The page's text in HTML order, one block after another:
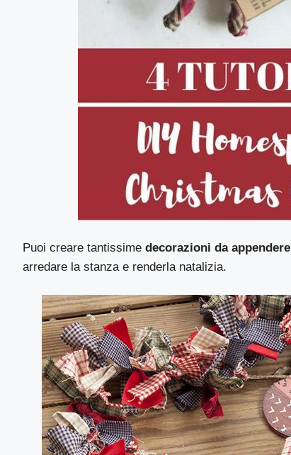
Puoi creare tantissimedecorazioni da appendere
arredare la stanza e renderla natalizia.